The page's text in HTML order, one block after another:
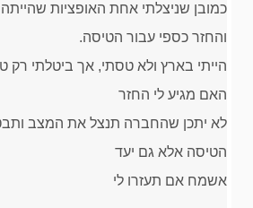
כמובן שניצלתי אחת האופציות
והחזר כספי עבור הטיסה.
הייתי בארץ ולא טסתי, אך ביטלתי רק
האם מגיע לי החזר
לא יתכן שהחברה תנצל את המצב
הטיסה אלא גם יעד
אשמח אם תעזרו לי